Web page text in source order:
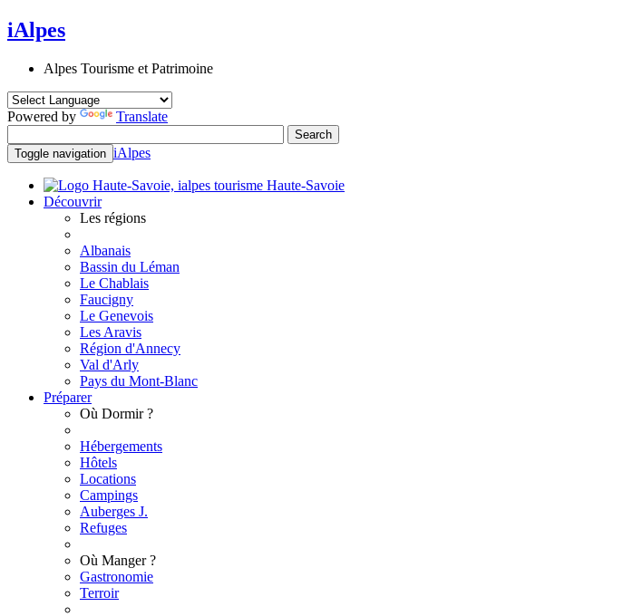
iAlpes
Alpes Tourisme et Patrimoine
Powered by Translate
Toggle navigation iAlpes
Haute-Savoie
Découvrir
Les régions
Albanais
Bassin du Léman
Le Chablais
Faucigny
Le Genevois
Les Aravis
Région d'Annecy
Val d'Arly
Pays du Mont-Blanc
Préparer
Où Dormir ?
Hébergements
Hôtels
Locations
Campings
Auberges J.
Refuges
Où Manger ?
Gastronomie
Terroir